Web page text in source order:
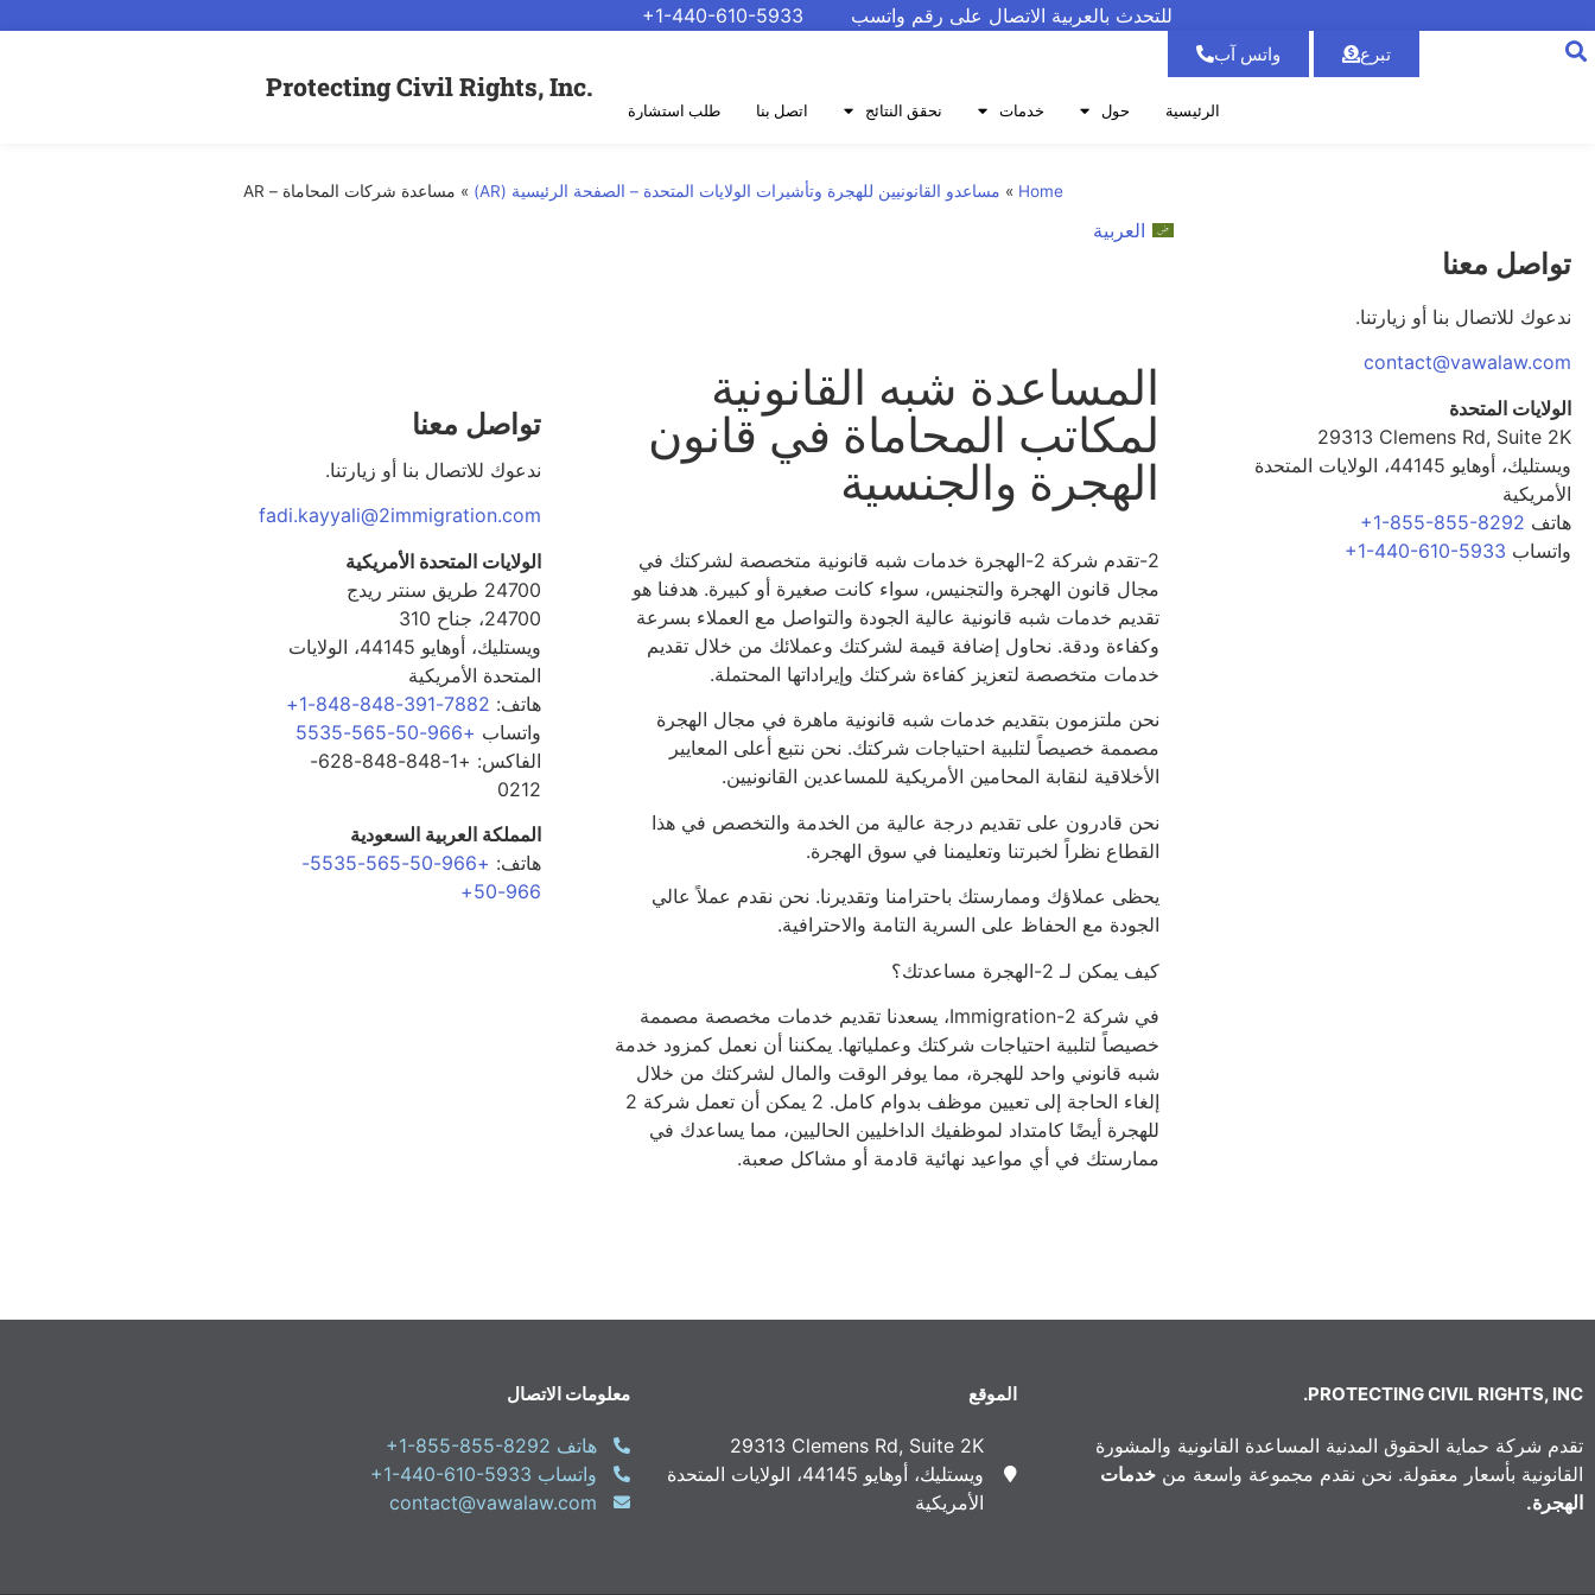
للتحدث بالعربية الاتصال على رقم واتسب
+1-440-610-5933
تبرع
واتس آب
الرئيسية حول خدمات نحقق النتائج اتصل بنا طلب استشارة
.Protecting Civil Rights, Inc
تواصل معنا
ندعوك للاتصال بنا أو زيارتنا.
contact@vawalaw.com
الولايات المتحدة
29313 Clemens Rd, Suite 2K
ويستليك، أوهايو 44145، الولايات المتحدة
الأمريكية
هاتف +1-855-855-8292
واتساب +1-440-610-5933
Home
» مساعدو القانونيين للهجرة وتأشيرات الولايات المتحدة – الصفحة الرئيسية (AR) » مساعدة شركات المحاماة – AR
العربية
المساعدة شبه القانونية
لمكاتب المحاماة في قانون
الهجرة والجنسية
2-تقدم شركة 2-الهجرة خدمات شبه قانونية متخصصة لشركتك في
مجال قانون الهجرة والتجنيس، سواء كانت صغيرة أو كبيرة. هدفنا هو
تقديم خدمات شبه قانونية عالية الجودة والتواصل مع العملاء بسرعة
وكفاءة ودقة. نحاول إضافة قيمة لشركتك وعملائك من خلال تقديم
خدمات متخصصة لتعزيز كفاءة شركتك وإيراداتها المحتملة.
نحن ملتزمون بتقديم خدمات شبه قانونية ماهرة في مجال الهجرة
مصممة خصيصاً لتلبية احتياجات شركتك. نحن نتبع أعلى المعايير
الأخلاقية لنقابة المحامين الأمريكية للمساعدين القانونيين.
نحن قادرون على تقديم درجة عالية من الخدمة والتخصص في هذا
القطاع نظراً لخبرتنا وتعليمنا في سوق الهجرة.
يحظى عملاؤك وممارستك باحترامنا وتقديرنا. نحن نقدم عملاً عالي
الجودة مع الحفاظ على السرية التامة والاحترافية.
كيف يمكن لـ 2-الهجرة مساعدتك؟
في شركة 2-Immigration، يسعدنا تقديم خدمات مخصصة مصممة
خصيصاً لتلبية احتياجات شركتك وعملياتها. يمكننا أن نعمل كمزود خدمة
شبه قانوني واحد للهجرة، مما يوفر الوقت والمال لشركتك من خلال
إلغاء الحاجة إلى تعيين موظف بدوام كامل. 2 يمكن أن تعمل شركة 2
للهجرة أيضًا كامتداد لموظفيك الداخليين الحاليين، مما يساعدك في
ممارستك في أي مواعيد نهائية قادمة أو مشاكل صعبة.
تواصل معنا
ندعوك للاتصال بنا أو زيارتنا.
fadi.kayyali@2immigration.com
الولايات المتحدة الأمريكية
24700 طريق سنتر ريدج
24700، جناح 310
ويستليك، أوهايو 44145، الولايات
المتحدة الأمريكية
هاتف: 7882-391-848-848-1+
واتساب +966-50-565-5535
الفاكس: +1-848-848-628-
0212
المملكة العربية السعودية
هاتف:
+966-50-565-5535-
966-50+
PROTECTING CIVIL RIGHTS, INC.
تقدم شركة حماية الحقوق المدنية المساعدة القانونية والمشورة
القانونية بأسعار معقولة. نحن نقدم مجموعة واسعة من خدمات
الهجرة.
الموقع
29313 Clemens Rd, Suite 2K
ويستليك، أوهايو 44145، الولايات المتحدة
الأمريكية
معلومات الاتصال
هاتف +1-855-855-8292
واتساب +1-440-610-5933
contact@vawalaw.com